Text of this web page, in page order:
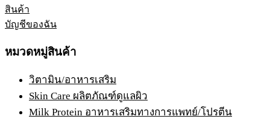
สินค้า
บัญชีของฉัน
หมวดหมู่สินค้า
วิตามิน/อาหารเสริม
Skin Care ผลิตภัณฑ์ดูแลผิว
Milk Protein อาหารเสริมทางการแพทย์/โปรตีน